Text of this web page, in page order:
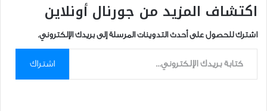
اكتشاف المزيد من جورنال أونلاين
اشترك للحصول على أحدث التدوينات المرسلة إلى بريدك الإلكتروني.
كتابة بريدك الإلكتروني...
اشتراك